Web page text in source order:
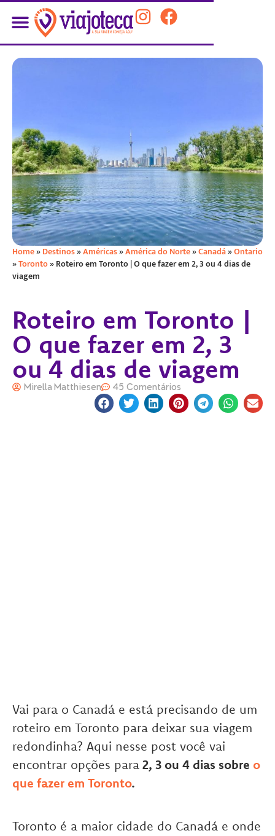
Home»Destinos»Américas»América do Norte»Canadá»Ontario
»Toronto»Roteiro em Toronto | O que fazer em 2, 3 ou 4 dias de
viagem
Roteiro em Toronto |
O que fazer em 2, 3
ou 4 dias de viagem
Mirella Matthiesen 45 Comentários
Vai para o Canadá e está precisando de um
roteiro em Toronto para deixar sua viagem
redondinha? Aqui nesse post você vai
encontrar opções para 2, 3 ou 4 dias sobre o
que fazer em Toronto.
Toronto é a maior cidade do Canadá e onde